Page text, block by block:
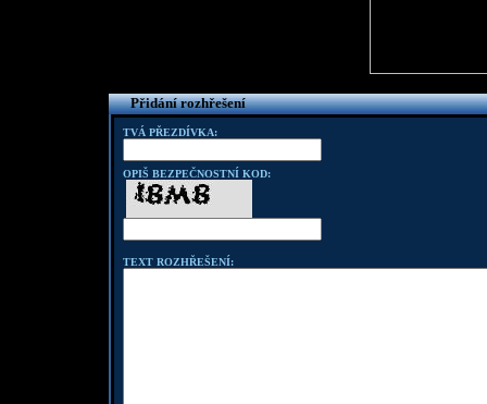
Přidání rozhřešení
TVÁ PŘEZDÍVKA:
OPIŠ BEZPEČNOSTNÍ KOD:
TEXT ROZHŘEŠENÍ: